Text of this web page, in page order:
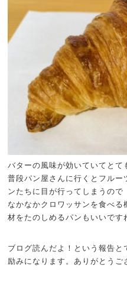
バターの風味が効いていてとて
普段パン屋さんに行くとフル
ンたちに目が行ってしまうので
なかなかクロワッサンを食べ
材をたのしめるパンもいいです
ブログ読んだよ！という報告と
励みになります。ありがとうご